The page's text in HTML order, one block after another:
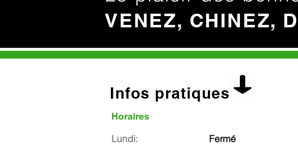
VENEZ, CHINEZ,
Infos pratiques
Horaires
Lundi:
Fermé